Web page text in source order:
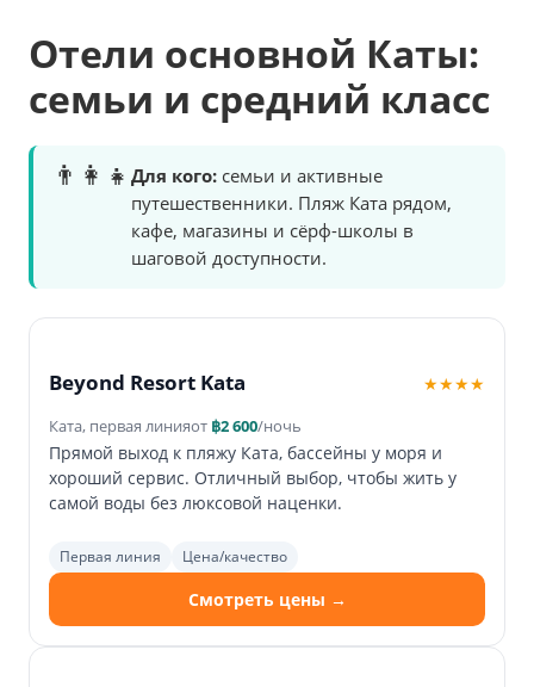
Отели основной Каты:
семьи и средний класс
👨‍👩‍👧 Для кого: семьи и активные
путешественники. Пляж Ката рядом,
кафе, магазины и сёрф-школы в
шаговой доступности.
Beyond Resort Kata ★★★★
Ката, первая линияот ฿2 600/ночь
Прямой выход к пляжу Ката, бассейны у моря и
хороший сервис. Отличный выбор, чтобы жить у
самой воды без люксовой наценки.
Первая линия Цена/качество
Смотреть цены →